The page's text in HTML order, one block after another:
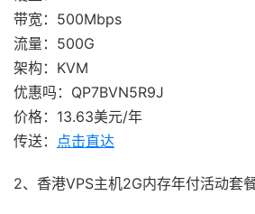
带宽：500Mbps
流量：500G
架构：KVM
优惠吗：QP7BVN5R9J
价格：13.63美元/年
传送： 点击直达
2、香港VPS主机2G内存年付活动套